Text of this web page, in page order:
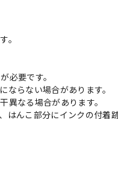
。
必要です。
ならない場合があります。
異なる場合があります。
はんこ部分にインクの付